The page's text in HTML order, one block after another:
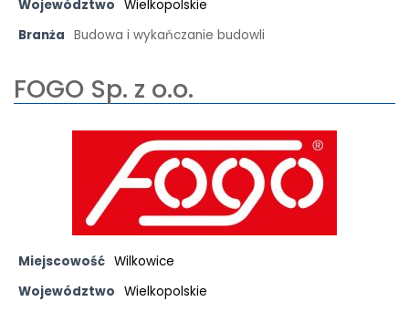
Województwo Wielkopolskie
Branża Budowa i wykańczanie budowli
FOGO Sp. z o.o.
Miejscowość Wilkowice
Województwo Wielkopolskie